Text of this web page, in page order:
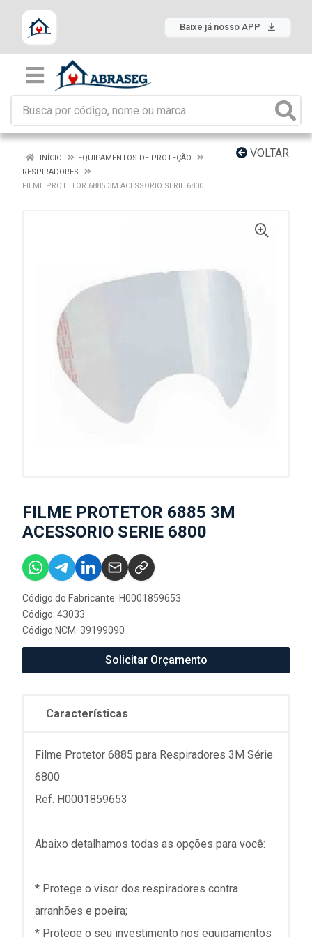
Baixe já nosso APP
VOLTAR
INÍCIO
EQUIPAMENTOS DE PROTEÇÃO
RESPIRADORES
FILME PROTETOR 6885 3M ACESSORIO SERIE 6800
FILME PROTETOR 6885 3M
ACESSORIO SERIE 6800
Código do Fabricante: H0001859653
Código: 43033
Código NCM: 39199090
Solicitar Orçamento
Características
Filme Protetor 6885 para Respiradores 3M Série
6800
Ref. H0001859653
Abaixo detalhamos todas as opções para você:
* Protege o visor dos respiradores contra
arranhões e poeira;
* Protege o seu investimento nos equipamentos